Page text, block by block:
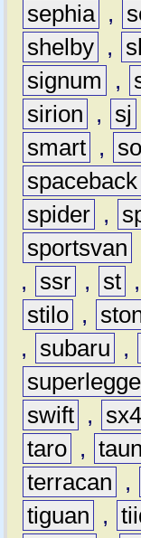
sephia ,
shelby ,
signum
,
sirion
, sj
smart ,
spaceback
spider ,
sportsvan
,
ssr , st ,
stilo ,
,
subaru ,
swift , sx4
taro ,
terracan
,
tiguan
,